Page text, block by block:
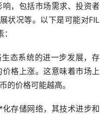
响，包括市场需求、投资者
状况等。以下是可能对FIL
态系统的进一步发展，存
格上涨。这意味着市场上
的价格可能越高。
存储网络，其技术进步和